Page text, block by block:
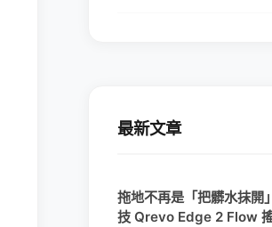
最新文章
拖地不再是「把髒水抹開
技 Qrevo Edge 2 Flow